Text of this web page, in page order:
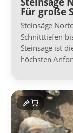
Für große
Steinsäge
Schnitttiefen
Steinsäge ist
höchsten